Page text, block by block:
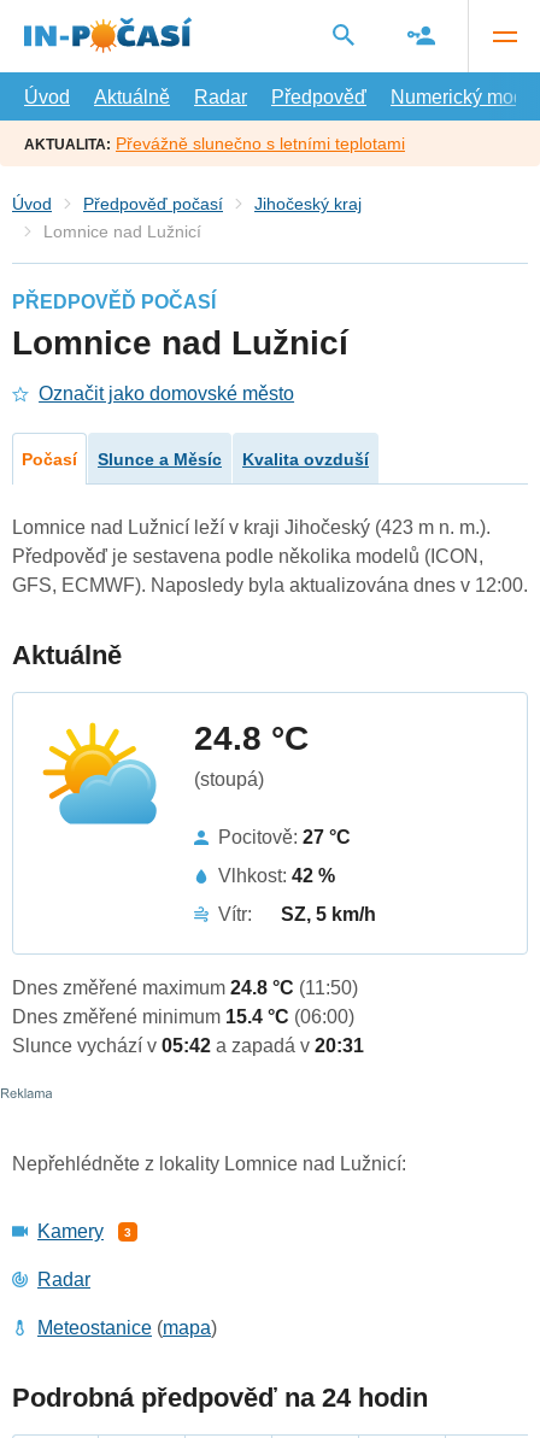
hlavní
Úvod
Aktuálně Radar Předpověď Numerický model
AKTUALITA: Převážně slunečno s letními teplotami
Úvod Předpověď počasí
Jihočeský kraj
Lomnice nad Lužnicí
PŘEDPOVĚĎ POČASÍ
Lomnice nad Lužnicí
Označit jako domovské město
Počasí Slunce a Měsíc Kvalita ovzduší
Lomnice nad Lužnicí leží v kraji Jihočeský (423 m n. m.).
Předpověď je sestavena podle několika modelů (ICON,
GFS, ECMWF). Naposledy byla aktualizována dnes v 12:00.
Aktuálně
24.8 °C
(stoupá)
Pocitově: 27 °C
Vlhkost: 42 %
Vítr:
SZ, 5 km/h
Dnes změřené maximum 24.8 °C (11:50)
Dnes změřené minimum 15.4 °C (06:00)
Slunce vychází v 05:42 a zapadá v 20:31
Nepřehlédněte z lokality Lomnice nad Lužnicí:
Kamery 3
Radar
Meteostanice (mapa)
Podrobná předpověď na 24 hodin